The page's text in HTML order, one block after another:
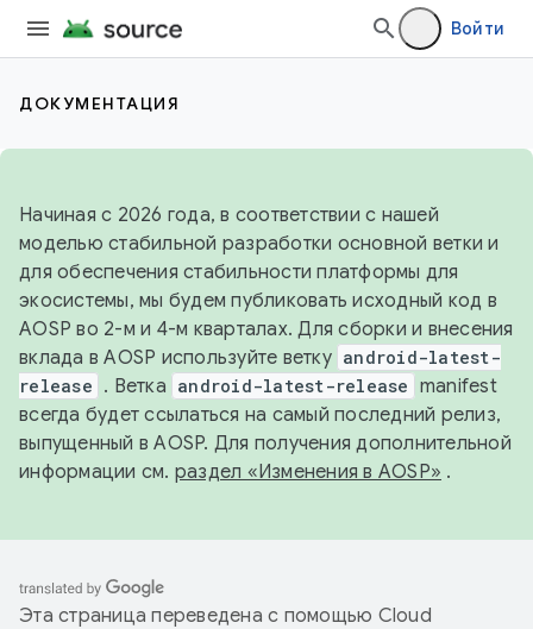
Войти
ДОКУМЕНТАЦИЯ
Начиная с 2026 года, в соответствии с нашей
моделью стабильной разработки основной ветки и
для обеспечения стабильности платформы для
экосистемы, мы будем публиковать исходный код в
AOSP во 2-м и 4-м кварталах. Для сборки и внесения
вклада в AOSP используйте ветку android-latest-
release . Ветка android-latest-release manifest
всегда будет ссылаться на самый последний релиз,
выпущенный в AOSP. Для получения дополнительной
информации см. раздел «Изменения в AOSP» .
Эта страница переведена с помощью Cloud